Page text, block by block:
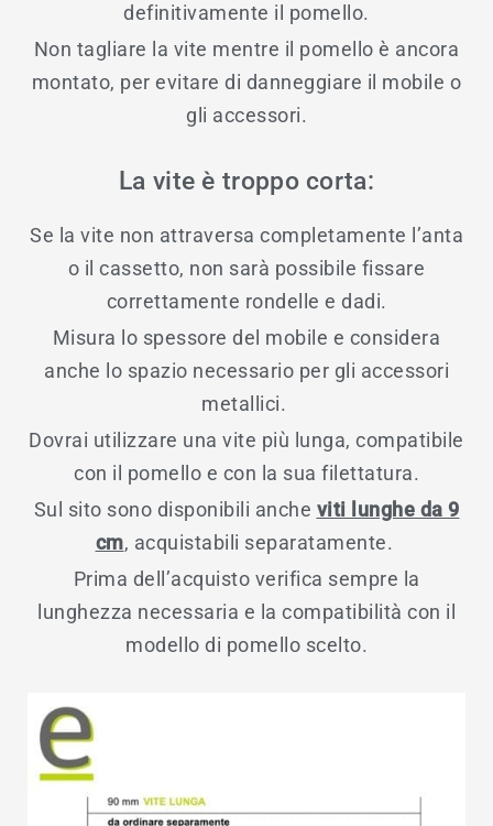
definitivamente il pomello.
Non tagliare la vite mentre il pomello è ancora
montato, per evitare di danneggiare il mobile o
gli accessori.
La vite è troppo corta:
Se la vite non attraversa completamente l’anta
o il cassetto, non sarà possibile fissare
correttamente rondelle e dadi.
Misura lo spessore del mobile e considera
anche lo spazio necessario per gli accessori
metallici.
Dovrai utilizzare una vite più lunga, compatibile
con il pomello e con la sua filettatura.
Sul sito sono disponibili anche viti lunghe da 9
cm, acquistabili separatamente.
Prima dell’acquisto verifica sempre la
lunghezza necessaria e la compatibilità con il
modello di pomello scelto.